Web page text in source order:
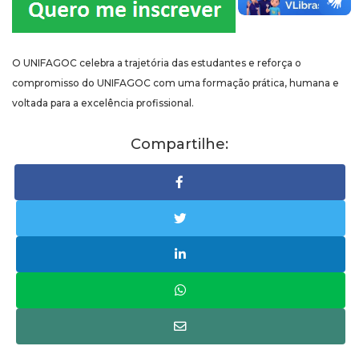
O UNIFAGOC celebra a trajetória das estudantes e reforça o
compromisso do UNIFAGOC com uma formação prática, humana e
voltada para a excelência profissional.
Compartilhe: